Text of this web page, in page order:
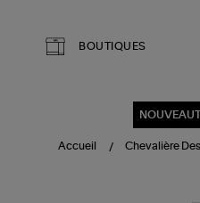
BOUTIQUES
Accueil Chevalière